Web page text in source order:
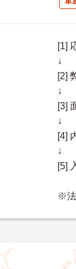
[1]
↓
[2]
↓
[3]
↓
[4]
↓
[5]
※法